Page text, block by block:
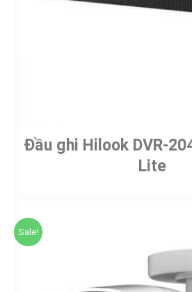
Đầu ghi Hilook DVR-
Lite
Sale!